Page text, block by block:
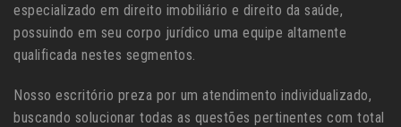
especializado em direito imobiliário e direito da saúde,
possuindo em seu corpo jurídico uma equipe altamente
qualificada nestes segmentos.
Nosso escritório preza por um atendimento individualizado,
buscando solucionar todas as questões pertinentes com total